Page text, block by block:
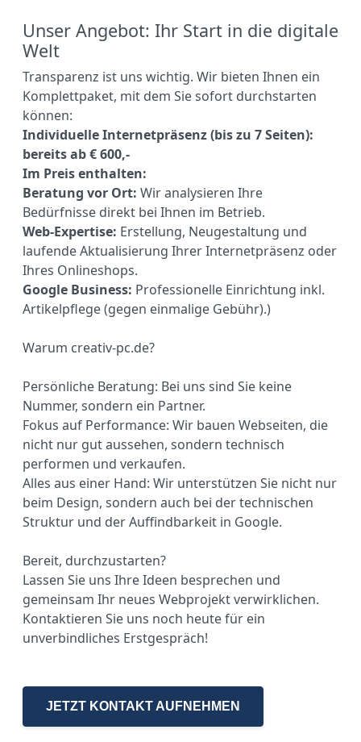
Unser Angebot: Ihr Start in die digitale
Welt
Transparenz ist uns wichtig. Wir bieten Ihnen ein
Komplettpaket, mit dem Sie sofort durchstarten
können:
Individuelle Internetpräsenz (bis zu 7 Seiten):
bereits ab € 600,-
Im Preis enthalten:
Beratung vor Ort: Wir analysieren Ihre
Bedürfnisse direkt bei Ihnen im Betrieb.
Web-Expertise: Erstellung, Neugestaltung und
laufende Aktualisierung Ihrer Internetpräsenz oder
Ihres Onlineshops.
Google Business: Professionelle Einrichtung inkl.
Artikelpflege (gegen einmalige Gebühr).)
Warum creativ-pc.de?
Persönliche Beratung: Bei uns sind Sie keine
Nummer, sondern ein Partner.
Fokus auf Performance: Wir bauen Webseiten, die
nicht nur gut aussehen, sondern technisch
performen und verkaufen.
Alles aus einer Hand: Wir unterstützen Sie nicht nur
beim Design, sondern auch bei der technischen
Struktur und der Auffindbarkeit in Google.
Bereit, durchzustarten?
Lassen Sie uns Ihre Ideen besprechen und
gemeinsam Ihr neues Webprojekt verwirklichen.
Kontaktieren Sie uns noch heute für ein
unverbindliches Erstgespräch!
JETZT KONTAKT AUFNEHMEN